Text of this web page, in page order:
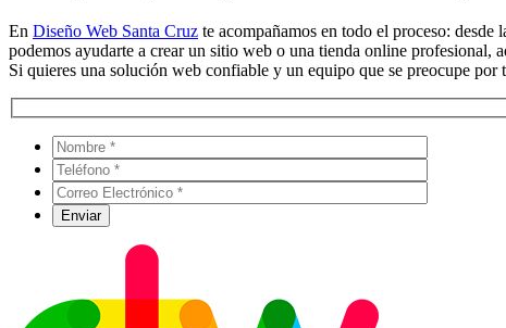
En Diseño Web Santa Cruz te acompañamos en todo el proceso:
podemos ayudarte a crear un sitio web o una tienda online profesional,
Si quieres una solución web confiable y un equipo que se preocupe por